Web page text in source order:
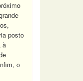
posto
à
o